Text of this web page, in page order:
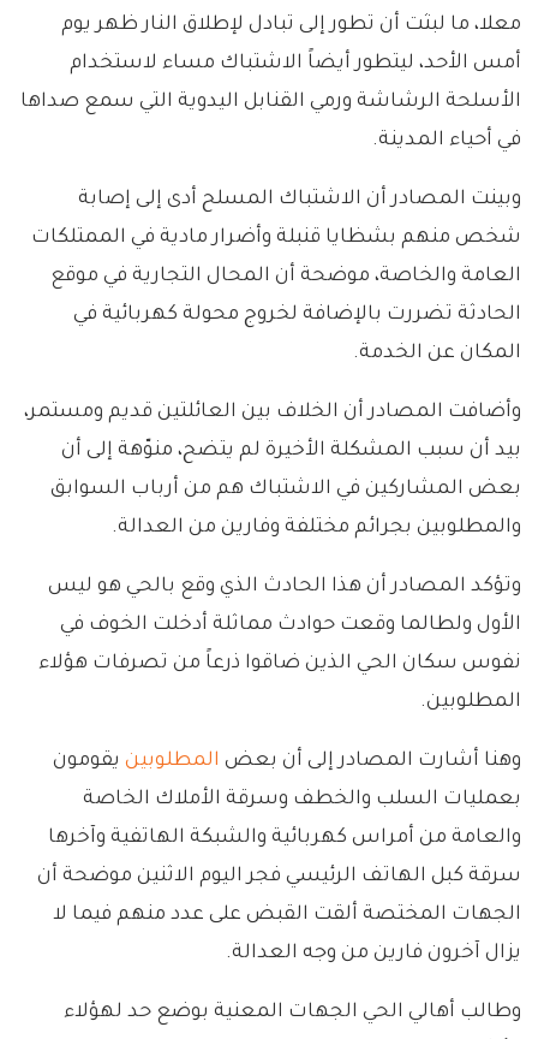
معلا، ما لبثت أن تطور إلى تبادل لإطلاق النار ظهر يوم
أمس الأحد، ليتطور أيضاً الاشتباك مساء لاستخدام
الأسلحة الرشاشة ورمي القنابل اليدوية التي سمع صداها
في أحياء المدينة.
وبينت المصادر أن الاشتباك المسلح أدى إلى إصابة
شخص منهم بشظايا قنبلة وأضرار مادية في الممتلكات
العامة والخاصة، موضحة أن المحال التجارية في موقع
الحادثة تضررت بالإضافة لخروج محولة كهربائية في
المكان عن الخدمة.
وأضافت المصادر أن الخلاف بين العائلتين قديم ومستمر،
بيد أن سبب المشكلة الأخيرة لم يتضح، منوّهة إلى أن
بعض المشاركين في الاشتباك هم من أرباب السوابق
والمطلوبين بجرائم مختلفة وفارين من العدالة.
وتؤكد المصادر أن هذا الحادث الذي وقع بالحي هو ليس
الأول ولطالما وقعت حوادث مماثلة أدخلت الخوف في
نفوس سكان الحي الذين ضاقوا ذرعاً من تصرفات هؤلاء
المطلوبين.
وهنا أشارت المصادر إلى أن بعض المطلوبين يقومون
بعمليات السلب والخطف وسرقة الأملاك الخاصة
والعامة من أمراس كهربائية والشبكة الهاتفية وآخرها
سرقة كبل الهاتف الرئيسي فجر اليوم الاثنين موضحة أن
الجهات المختصة ألقت القبض على عدد منهم فيما لا
يزال آخرون فارين من وجه العدالة.
وطالب أهالي الحي الجهات المعنية بوضع حد لهؤلاء